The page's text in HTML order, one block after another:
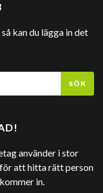
kan du lägga in det
SÖK
använder i stor
att hitta rätt person
in.